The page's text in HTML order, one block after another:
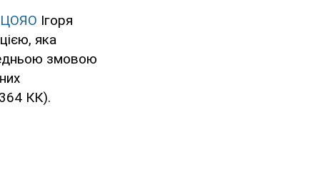
Ігоря
яка
змовою
КК).